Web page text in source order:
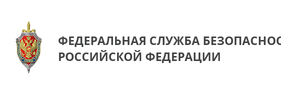
ФЕДЕРАЛЬНАЯ СЛУЖБА
РОССИЙСКОЙ ФЕДЕРАЦИИ